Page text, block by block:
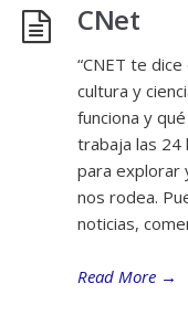
CNet
“CNET te
cultura y
funciona y
trabaja las 24
para explorar
nos rodea.
noticias,
Read More →